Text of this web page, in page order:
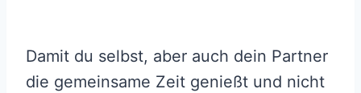
Damit du selbst, aber auch dein Partner
die gemeinsame Zeit genießt und nicht